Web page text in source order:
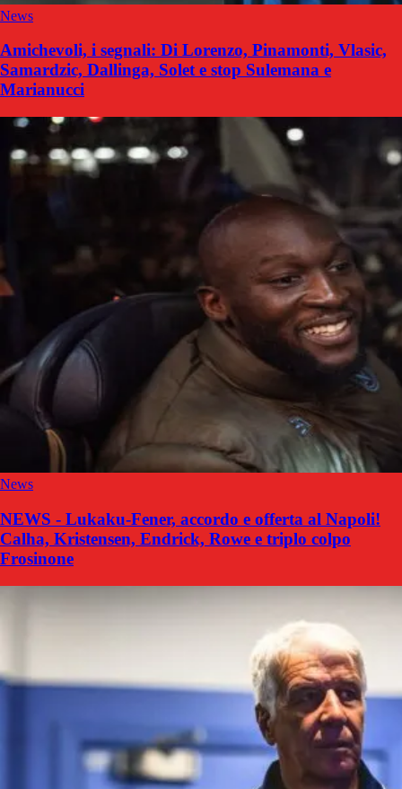
News
Amichevoli, i segnali: Di Lorenzo, Pinamonti, Vlasic,
Samardzic, Dallinga, Solet e stop Sulemana e
Marianucci
News
NEWS - Lukaku-Fener, accordo e offerta al Napoli!
Calha, Kristensen, Endrick, Rowe e triplo colpo
Frosinone